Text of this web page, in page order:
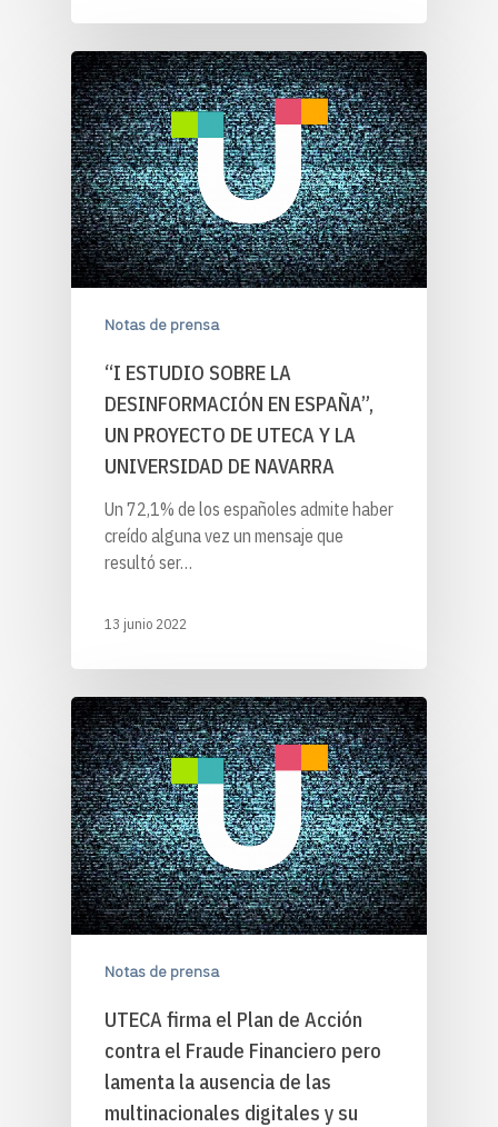
Notas de prensa
“I ESTUDIO SOBRE LA
DESINFORMACIÓN EN ESPAÑA”,
UN PROYECTO DE UTECA Y LA
UNIVERSIDAD DE NAVARRA
Un 72,1% de los españoles admite haber
creído alguna vez un mensaje que
resultó ser…
13 junio 2022
Notas de prensa
UTECA firma el Plan de Acción
contra el Fraude Financiero pero
lamenta la ausencia de las
multinacionales digitales y su